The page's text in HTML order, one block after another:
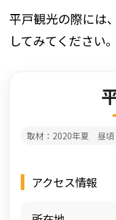
平戸観光の際には
してみてください。
取材：2020年夏 昼
アクセス情報